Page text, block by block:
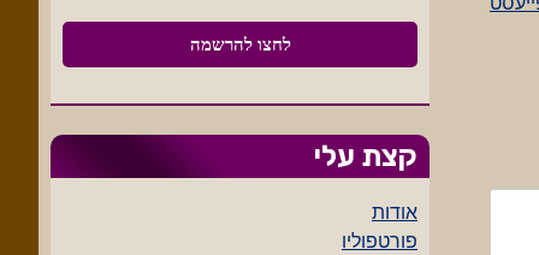
קצת עלי
אודות
פורטפוליו